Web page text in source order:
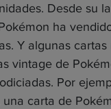
Desde su
ha
Y algunas cartas
vintage de
Por
carta de